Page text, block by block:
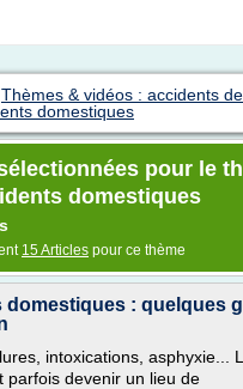
Thèmes & vidéos : accidents
domestiques
pour le
domestiques
15 Articles pour ce thème
domestiques : quelques
intoxications, asphyxie...
parfois devenir un lieu de